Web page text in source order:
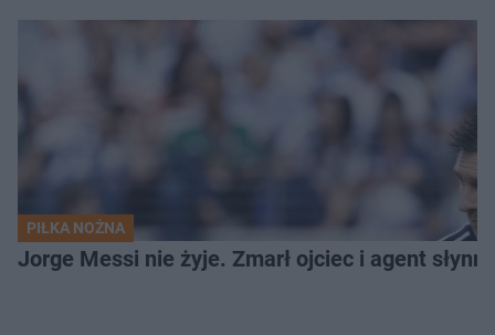
PIŁKA NOŻNA
Jorge Messi nie żyje. Zmarł ojciec i agent